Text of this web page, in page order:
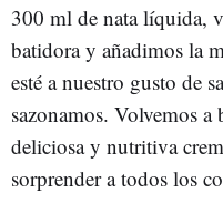
300 ml de nata líquida,
batidora y añadimos la
esté a nuestro gusto de
sazonamos. Volvemos
deliciosa y nutritiva
sorprender a todos los